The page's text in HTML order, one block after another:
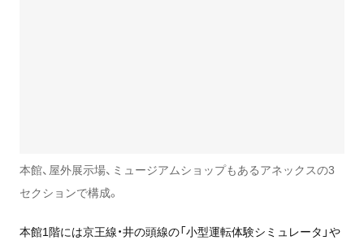
本館、屋外展示場、ミュージアムショップもあるアネックスの3
セクションで構成。
本館1階には京王線・井の頭線の「小型運転体験シミュレータ」や